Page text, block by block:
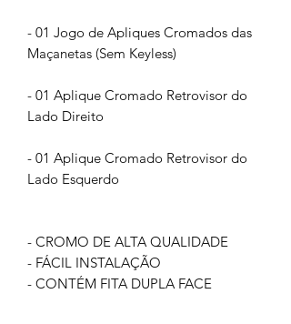
- 01 Jogo de Apliques Cromados das
Maçanetas (Sem Keyless)
- 01 Aplique Cromado Retrovisor do
Lado Direito
- 01 Aplique Cromado Retrovisor do
Lado Esquerdo
- CROMO DE ALTA QUALIDADE
- FÁCIL INSTALAÇÃO
- CONTÉM FITA DUPLA FACE